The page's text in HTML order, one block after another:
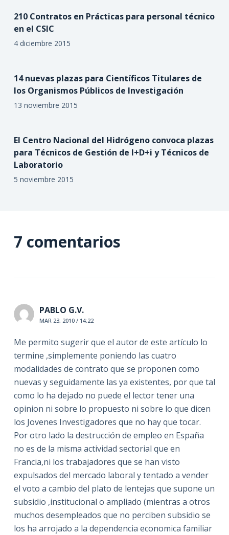
210 Contratos en Prácticas para personal técnico
en el CSIC
4 diciembre 2015
14 nuevas plazas para Científicos Titulares de
los Organismos Públicos de Investigación
13 noviembre 2015
El Centro Nacional del Hidrógeno convoca plazas
para Técnicos de Gestión de I+D+i y Técnicos de
Laboratorio
5 noviembre 2015
7 comentarios
PABLO G.V.
MAR 23, 2010 / 14:22
Me permito sugerir que el autor de este artículo lo
termine ,simplemente poniendo las cuatro
modalidades de contrato que se proponen como
nuevas y seguidamente las ya existentes, por que tal
como lo ha dejado no puede el lector tener una
opinion ni sobre lo propuesto ni sobre lo que dicen
los Jovenes Investigadores que no hay que tocar.
Por otro lado la destrucción de empleo en España
no es de la misma actividad sectorial que en
Francia,ni los trabajadores que se han visto
expulsados del mercado laboral y tentado a vender
el voto a cambio del plato de lentejas que supone un
subsidio ,institucional o ampliado (mientras a otros
muchos desempleados que no perciben subsidio se
los ha arrojado a la dependencia economica familiar